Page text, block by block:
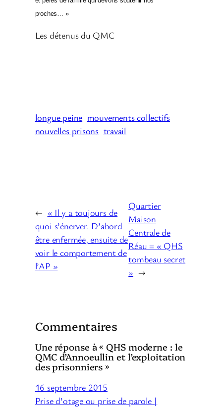
proches… »
Les détenus du QMC
longue peine mouvements collectifs
nouvelles prisons travail
← « Il y a toujours de
quoi s’énerver. D’abord
être enfermée, ensuite de
voir le comportement de
l’AP »
Quartier
Maison
Centrale de
Réau = « QHS
tombeau secret
» →
Commentaires
Une réponse à « QHS moderne : le
QMC d’Annoeullin et l’exploitation
des prisonniers »
16 septembre 2015
Prise d’otage ou prise de parole |